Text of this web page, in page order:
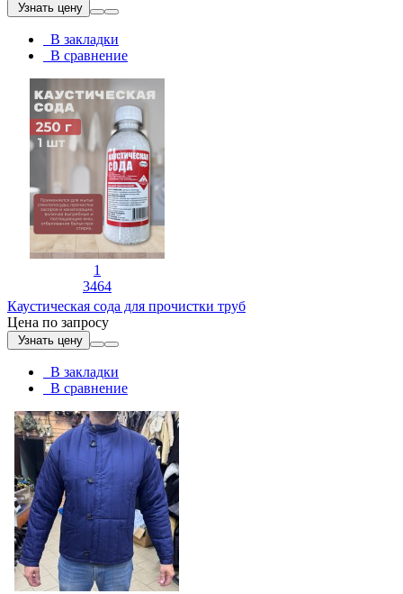
Узнать цену
В закладки
В сравнение
1
3464
Каустическая сода для прочистки труб
Цена по запросу
Узнать цену
В закладки
В сравнение